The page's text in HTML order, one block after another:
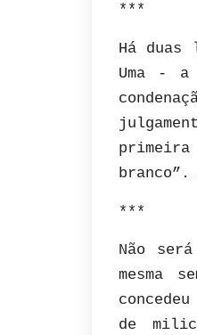
***
Há duas
Uma -
***
Não
mesma
de